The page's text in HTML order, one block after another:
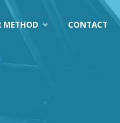
METHOD CONTACT